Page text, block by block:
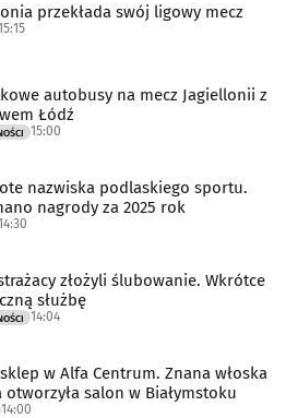
przekłada swój ligowy mecz
autobusy na mecz Jagiellonii z
Łódź
15:00
nazwiska podlaskiego sportu.
nagrody za 2025 rok
złożyli ślubowanie. Wkrótce
służbę
14:04
w Alfa Centrum. Znana włoska
otworzyła salon w Białymstoku
14:00